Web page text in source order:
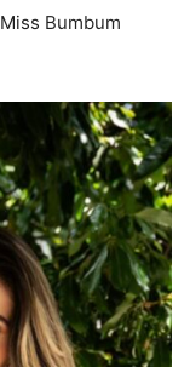
Bumbum